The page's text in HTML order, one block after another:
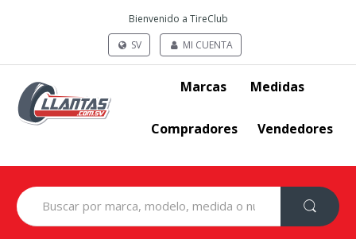
Bienvenido a TireClub
SV
MI CUENTA
Marcas Medidas
Compradores Vendedores
Search
for: